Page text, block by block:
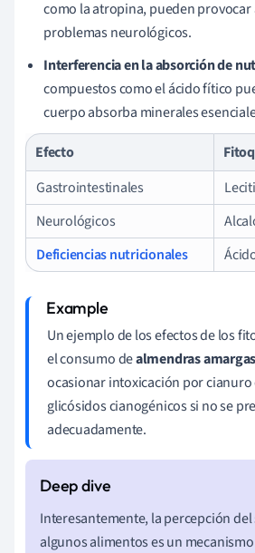
como la atropina, pueden provocar
problemas neurológicos.
Interferencia en la absorción de
compuestos como el ácido fítico
cuerpo absorba minerales
Efecto
Gastrointestinales
Neurológicos
Deficiencias nutricionales
Un ejemplo de los efectos de los
el consumo dealmendras amargas
ocasionar intoxicación por cianuro
glicósidos cianogénicos si no se
adecuadamente.
Interesantemente, la percepción
algunos alimentos es un